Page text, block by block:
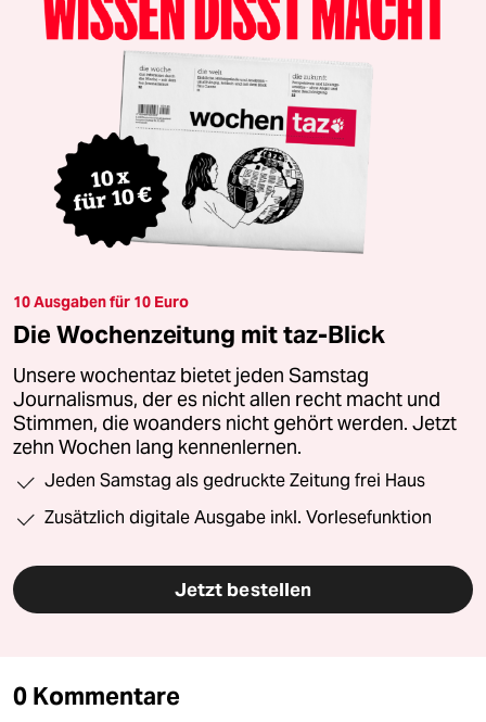
10 Ausgaben für 10 Euro
Die Wochenzeitung mit taz-Blick
Unsere wochentaz bietet jeden Samstag
Journalismus, der es nicht allen recht macht und
Stimmen, die woanders nicht gehört werden. Jetzt
zehn Wochen lang kennenlernen.
Jeden Samstag als gedruckte Zeitung frei Haus
Zusätzlich digitale Ausgabe inkl. Vorlesefunktion
Jetzt bestellen
0 Kommentare